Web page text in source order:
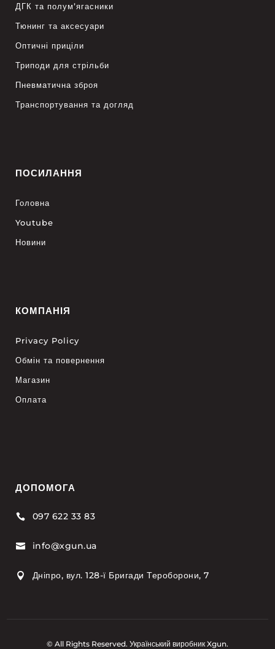
ДГК та полум’ягасники
Тюнинг та аксесуари
Оптичні приціли
Триподи для стрільби
Пневматична зброя
Транспортування та догляд
ПОСИЛАННЯ
Головна
Youtube
Новини
КОМПАНІЯ
Privacy Policy
Обмін та повернення
Магазин
Оплата
ДОПОМОГА
 097 622 33 83
 info@xgun.ua
 Дніпро, вул. 128-ї Бригади Тероборони, 7
© All Rights Reserved. Український виробник Xgun.